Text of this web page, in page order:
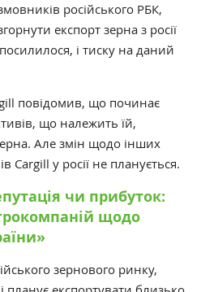
російського РБК,
експорт зерна з росії
і тиску на даний
повідомив, що починає
що належить їй,
Але змін щодо інших
Cargill у росії не планується.
чи прибуток:
щодо
зернового ринку,